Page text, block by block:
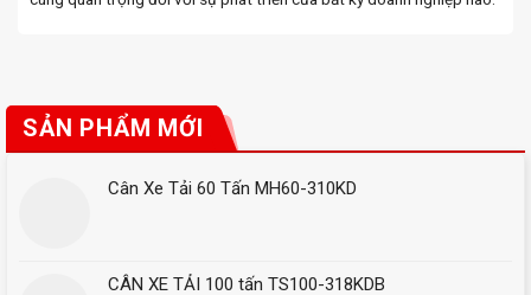
SẢN PHẨM MỚI
Cân Xe Tải 60 Tấn MH60-310KD
CÂN XE TẢI 100 tấn TS100-318KDB